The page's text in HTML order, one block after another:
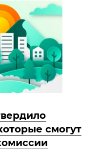
смогут